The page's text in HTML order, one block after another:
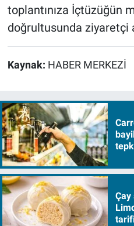
toplantınıza İçtüzüğün
doğrultusunda ziyaretçi
Kaynak: HABER MERKEZİ